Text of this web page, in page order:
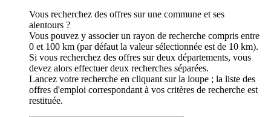
Vous recherchez des offres sur une commune et ses
alentours ?
Vous pouvez y associer un rayon de recherche compris entre
0 et 100 km (par défaut la valeur sélectionnée est de 10 km).
Si vous recherchez des offres sur deux départements, vous
devez alors effectuer deux recherches séparées.
Lancez votre recherche en cliquant sur la loupe ; la liste des
offres d'emploi correspondant à vos critères de recherche est
restituée.